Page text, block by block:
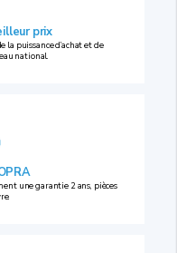
prix
la puissance d’achat et de
national.
une garantie 2 ans, pièces